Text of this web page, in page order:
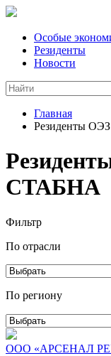
Особые
Резиденты
Новости
Главная
Резиденты
СТАБНА
Фильтр
По отрасли
По региону
ООО «АРСЕНАЛ